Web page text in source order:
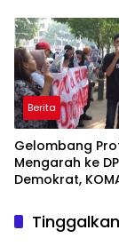
Berita
Gelombang
Mengarah ke
Demokrat,
Dody Hanggodo